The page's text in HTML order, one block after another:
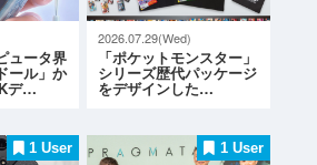
ュータ界
ール」か
デ…
2026.07.29(Wed)
「ポケットモンスター」
シリーズ歴代パッケージ
をデザインした…
1 User 1 User